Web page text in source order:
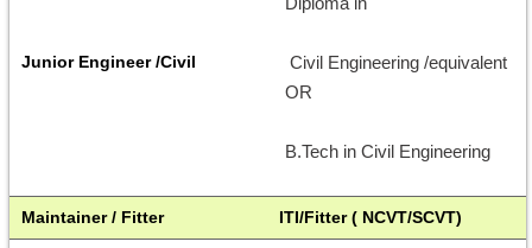
Junior Engineer /Civil
Civil Engineering /equivalent
OR
B.Tech in Civil Engineering
Maintainer / Fitter ITI/Fitter ( NCVT/SCVT)